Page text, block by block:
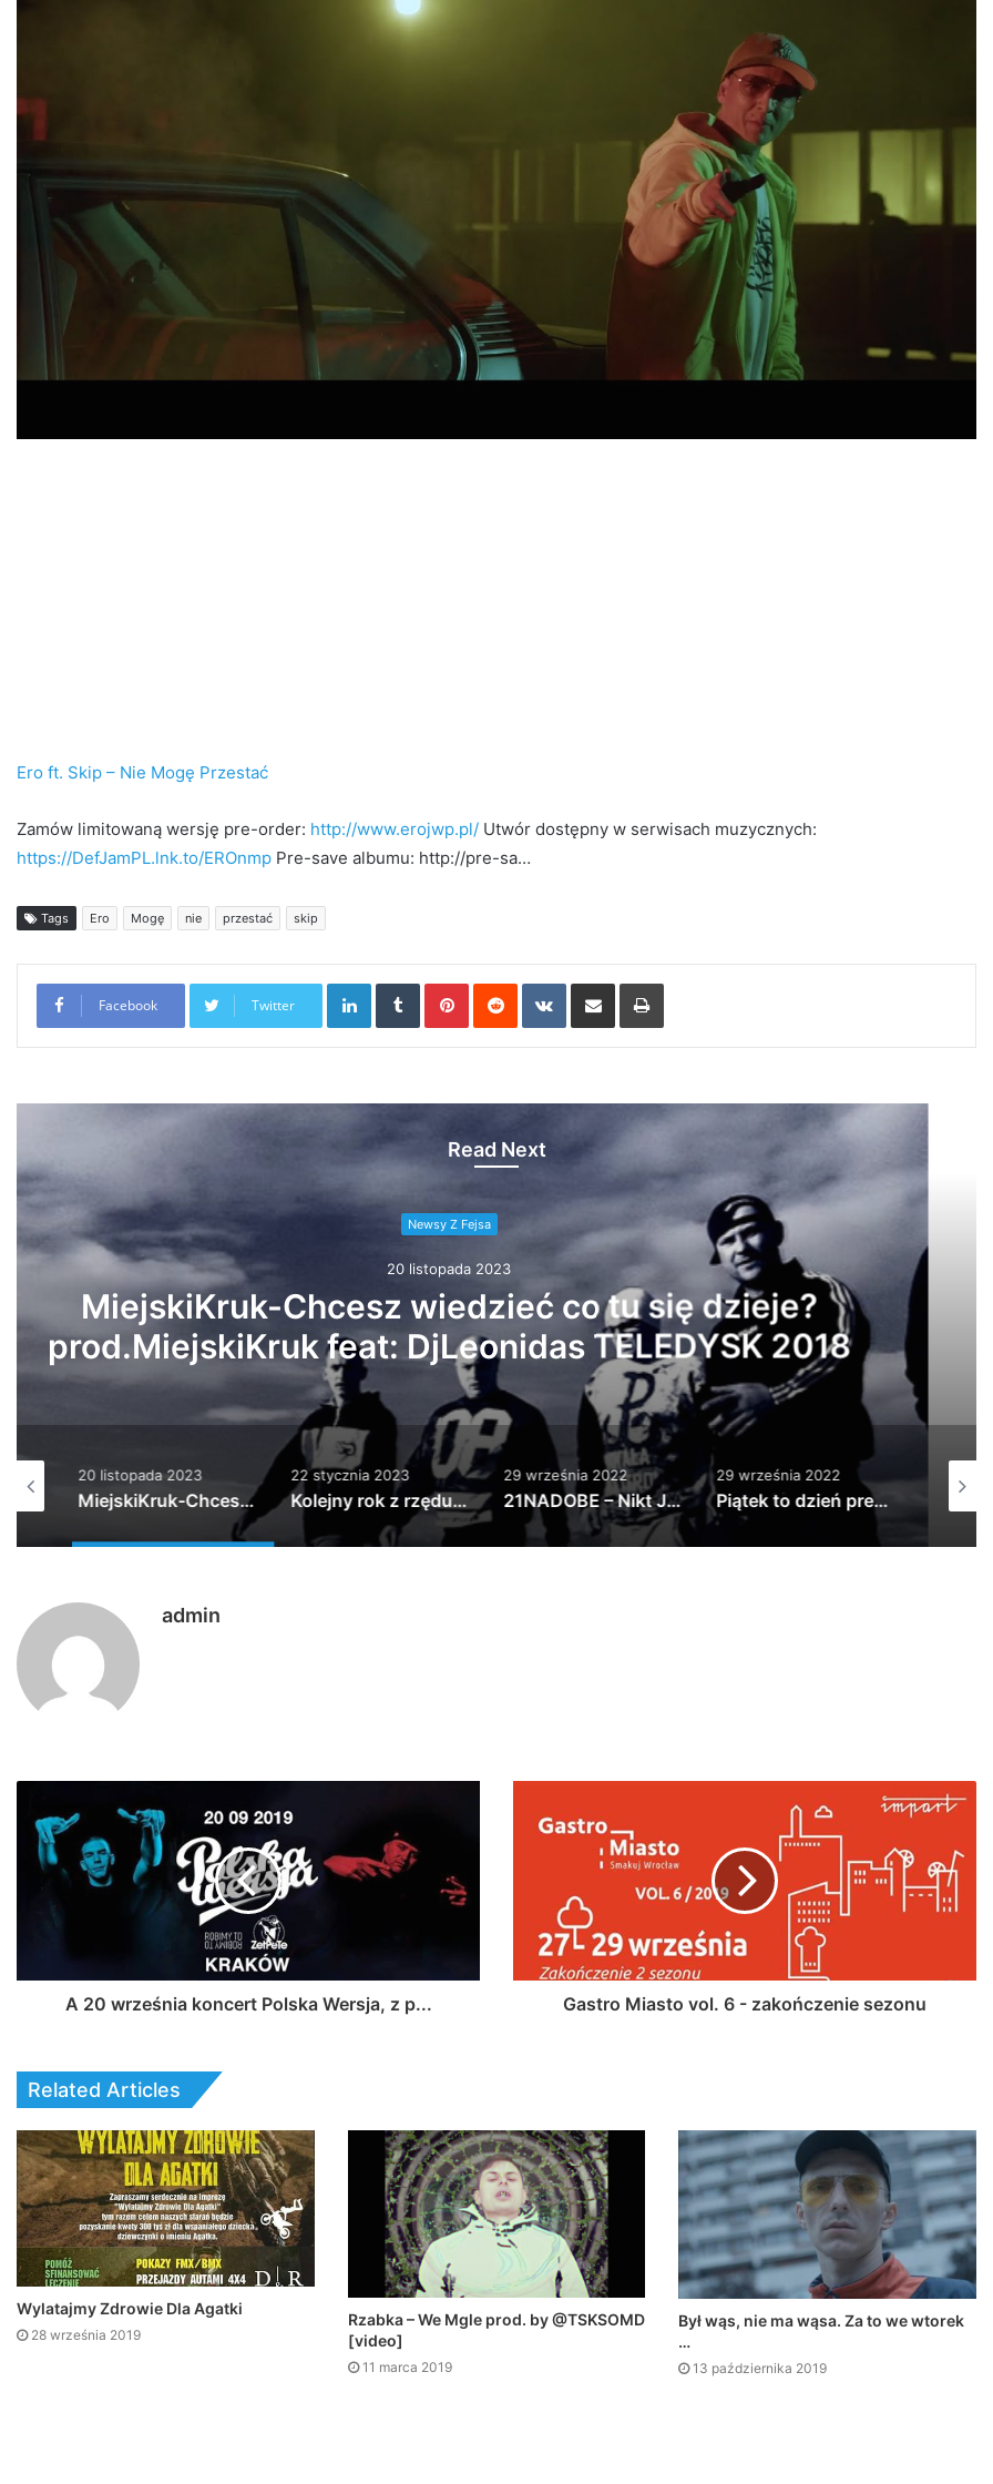
Ero ft. Skip – Nie Mogę Przestać
Zamów limitowaną wersję pre-order: http://www.erojwp.pl/ Utwór dostępny w serwisach muzycznych:
https://DefJamPL.lnk.to/EROnmp Pre-save albumu: http://pre-sa…
Tags Ero Mogę nie przestać skip
Facebook Twitter
LinkedInTumblrPinterestReddit VKontakte
Share via Email Print
Read Next
Kolejny rok z rzędu zapraszamy Was serde…
22 stycznia 2023
Kolejny rok z rzędu zapraszamy Was serde…
29 września 2022
21NADOBE – Nikt Jak Człowiek
29 września 2022
Piątek to dzień premier, ale my swoją ma…
29 września 2022
admin
A 20 września koncert Polska Wersja, z p... Gastro Miasto vol. 6 - zakończenie sezonu
Related Articles
Wylatajmy Zdrowie Dla Agatki
28 września 2019
Rzabka – We Mgle prod. by @TSKSOMD
[video]
11 marca 2019
Był wąs, nie ma wąsa. Za to we wtorek
…
13 października 2019